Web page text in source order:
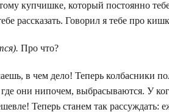
купчишке, который постоянно
рассказать. Говорил я тебе про
Про что?
в чем дело! Теперь колбасники
они нипочем, выбрасываются. У
Теперь станем так